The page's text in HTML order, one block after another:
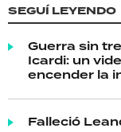
SEGUÍ LEYENDO
Guerra sin
Icardi: un
encender la
Falleció